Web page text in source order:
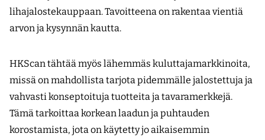
lihajalostekauppaan. Tavoitteena on rakentaa vientiä
arvon ja kysynnän kautta.
HKScan tähtää myös lähemmäs kuluttaja­markkinoita,
missä on mahdollista tarjota pidemmälle jalostettuja ja
vahvasti konseptoituja tuotteita ja tavaramerkkejä.
Tämä tarkoittaa korkean laadun ja puhtauden
korostamista, jota on käytetty jo aikaisemmin